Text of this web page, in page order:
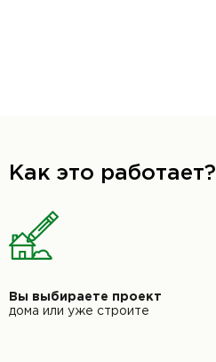
Как это работает?
Вы выбираете проект
дома или уже строите